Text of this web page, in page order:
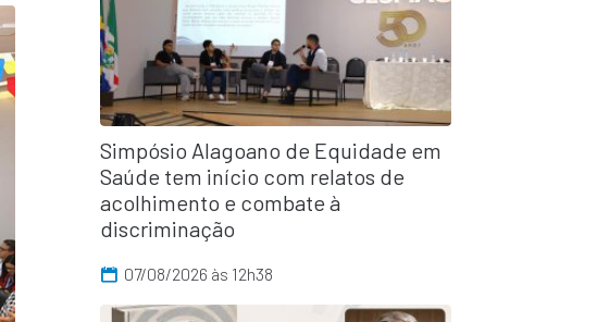
Simpósio Alagoano de Equidade em
Saúde tem início com relatos de
acolhimento e combate à
discriminação
07/08/2026 às 12h38